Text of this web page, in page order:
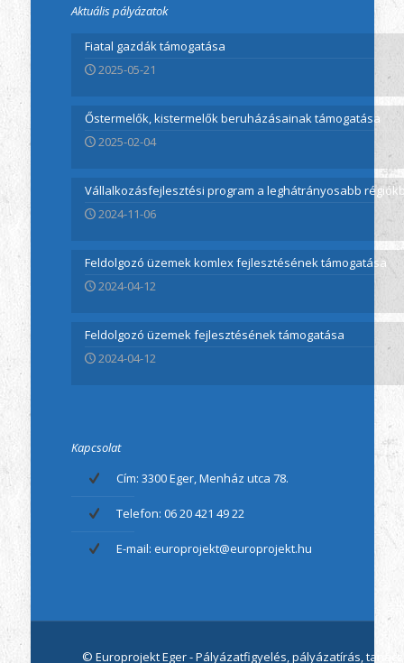
Aktuális pályázatok
Fiatal gazdák támogatása
2025-05-21
Őstermelők, kistermelők beruházásainak támogatása
2025-02-04
Vállalkozásfejlesztési program a leghátrányosabb
2024-11-06
Feldolgozó üzemek komlex fejlesztésének támogatása
2024-04-12
Feldolgozó üzemek fejlesztésének támogatása
2024-04-12
Kapcsolat
Cím: 3300 Eger, Menház utca 78.
Telefon: 06 20 421 49 22
E-mail: europrojekt@europrojekt.hu
© Europrojekt Eger - Pályázatfigyelés, pályázatírás,